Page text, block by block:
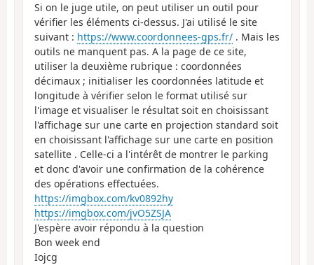
Si on le juge utile, on peut utiliser un outil pour
vérifier les éléments ci-dessus. J'ai utilisé le site
suivant : https://www.coordonnees-gps.fr/ . Mais les
outils ne manquent pas. A la page de ce site,
utiliser la deuxième rubrique : coordonnées
décimaux ; initialiser les coordonnées latitude et
longitude à vérifier selon le format utilisé sur
l'image et visualiser le résultat soit en choisissant
l'affichage sur une carte en projection standard soit
en choisissant l'affichage sur une carte en position
satellite . Celle-ci a l'intérêt de montrer le parking
et donc d'avoir une confirmation de la cohérence
des opérations effectuées.
https://imgbox.com/kv0892hy
https://imgbox.com/jvO5ZSJA
J'espère avoir répondu à la question
Bon week end
Iojcg